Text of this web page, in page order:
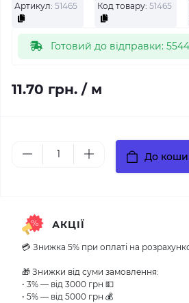
Артикул: 51465 Код товару: 51465
Готовий до відправки: 5544
11.70 грн. / м
До
АКЦІЇ
💳 Знижка 5% при оплаті на
🎁 Знижки від суми замовлення:
• 3% — від 3000 грн 💵
• 5% — від 5000 грн 💰